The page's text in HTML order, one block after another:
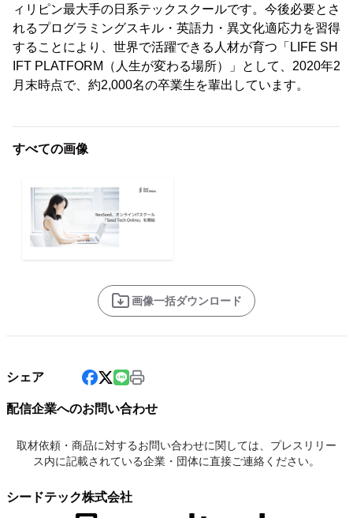
ィリピン最大手の日系テックスクールです。今後必要とさ
れるプログラミングスキル・英語力・異文化適応力を習得
することにより、世界で活躍できる人材が育つ「LIFE SH
IFT PLATFORM（人生が変わる場所）」として、2020年2
月末時点で、約2,000名の卒業生を輩出しています。
すべての画像
画像一括ダウンロード
シェア
配信企業へのお問い合わせ
取材依頼・商品に対するお問い合わせに関しては、プレスリリー
ス内に記載されている企業・団体に直接ご連絡ください。
シードテック株式会社